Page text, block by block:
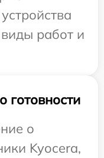
работ и
о
Kyocera,